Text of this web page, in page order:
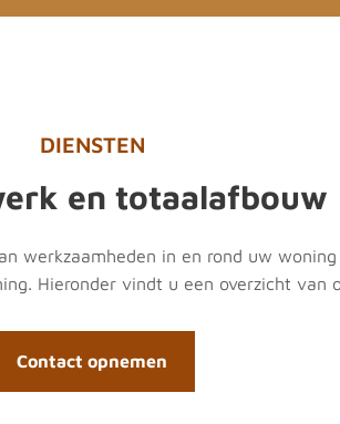
DIENSTEN
en totaalafbouw
werkzaamheden in en rond uw
Hieronder vindt u een overzicht van
Contact opnemen